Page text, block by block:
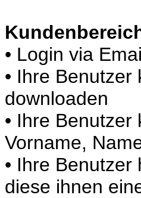
• Login via
• Ihre
downloaden
• Ihre
Vorname,
• Ihre
diese ihnen